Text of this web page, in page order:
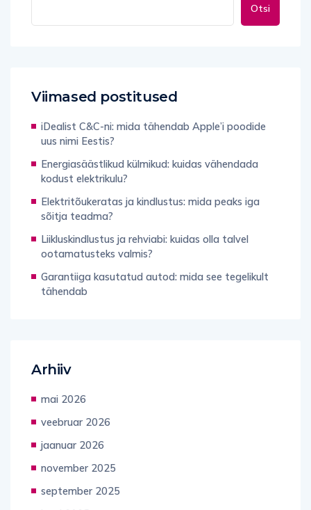
Otsi
Viimased postitused
iDealist C&C-ni: mida tähendab Apple’i poodide
uus nimi Eestis?
Energiasäästlikud külmikud: kuidas vähendada
kodust elektrikulu?
Elektritõukeratas ja kindlustus: mida peaks iga
sõitja teadma?
Liikluskindlustus ja rehviabi: kuidas olla talvel
ootamatusteks valmis?
Garantiiga kasutatud autod: mida see tegelikult
tähendab
Arhiiv
mai 2026
veebruar 2026
jaanuar 2026
november 2025
september 2025